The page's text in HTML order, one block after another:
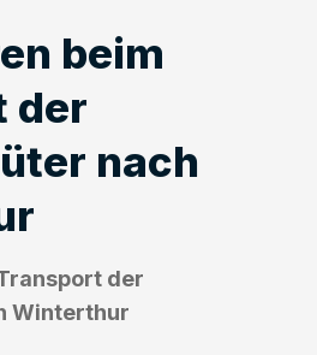
beim
der
nach
der
Winterthur